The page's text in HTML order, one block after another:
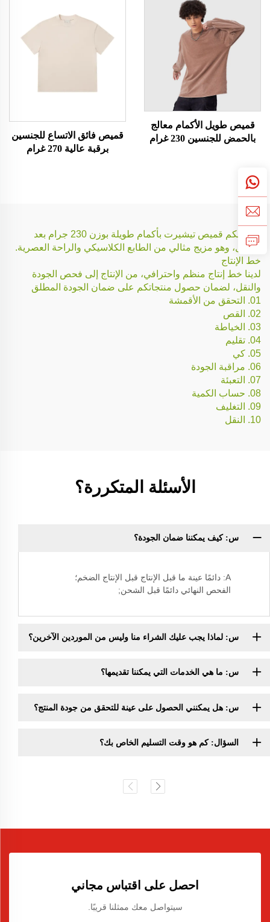
قميص طويل الأكمام معالج
بالحمض للجنسين 230 غرام
قميص فائق الاتساع للجنسين
برقبة عالية 270 غرام
نقدّم لكم قميص تيشيرت بأكمام طويلة بوزن 230 جرام بعد
الغسل، وهو مزيج مثالي من الطابع الكلاسيكي والراحة العصرية.
خط الإنتاج
لدينا خط إنتاج منظم واحترافي، من الإنتاج إلى فحص الجودة
والنقل، لضمان حصول منتجاتكم على ضمان الجودة المطلق
01. التحقق من الأقمشة
02. القص
03. الخياطة
04. تقليم
05. كي
06. مراقبة الجودة
07. التعبئة
08. حساب الكمية
09. التغليف
10. النقل
الأسئلة المتكررة؟
س: كيف يمكننا ضمان الجودة؟
A: دائمًا عينة ما قبل الإنتاج قبل الإنتاج الضخم؛
الفحص النهائي دائمًا قبل الشحن;
س: لماذا يجب عليك الشراء منا وليس من الموردين الآخرين؟
س: ما هي الخدمات التي يمكننا تقديمها؟
س: هل يمكنني الحصول على عينة للتحقق من جودة المنتج؟
السؤال: كم هو وقت التسليم الخاص بك؟
احصل على اقتباس مجاني
سيتواصل معك ممثلنا قريبًا.